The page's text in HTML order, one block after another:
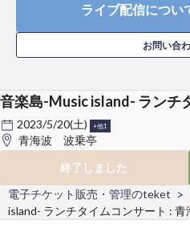
ライブ配信につい
お問い合
音楽島-Music island- ランチ
2023/5/20(土) +他1
青海波 波乗亭
終了しました
電子チケット販売・管理のteket
island- ランチタイムコンサート :